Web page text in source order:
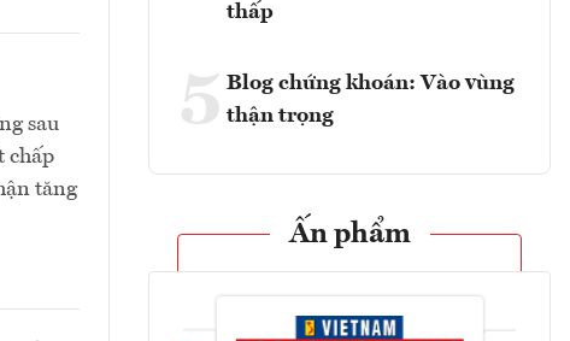
sau
chấp
tăng
thấp
5 Blog chứng khoán: Vào vùng
thận trọng
Ấn phẩm